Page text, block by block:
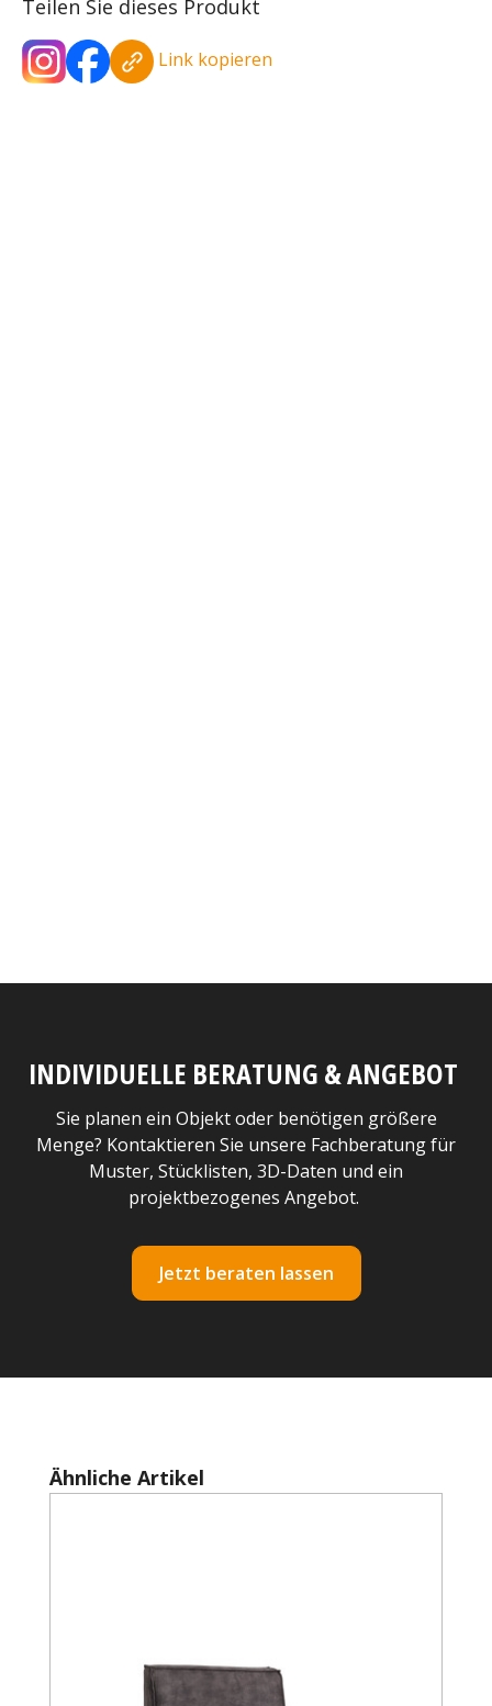
Teilen Sie dieses Produkt
Link kopieren
INDIVIDUELLE BERATUNG & ANGEBOT
Sie planen ein Objekt oder benötigen größere
Menge? Kontaktieren Sie unsere Fachberatung für
Muster, Stücklisten, 3D-Daten und ein
projektbezogenes Angebot.
Jetzt beraten lassen
Produktgalerie überspringen
Ähnliche Artikel